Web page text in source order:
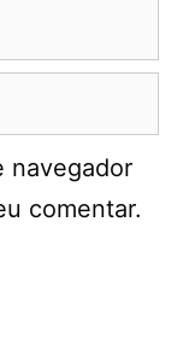
navegador
comentar.